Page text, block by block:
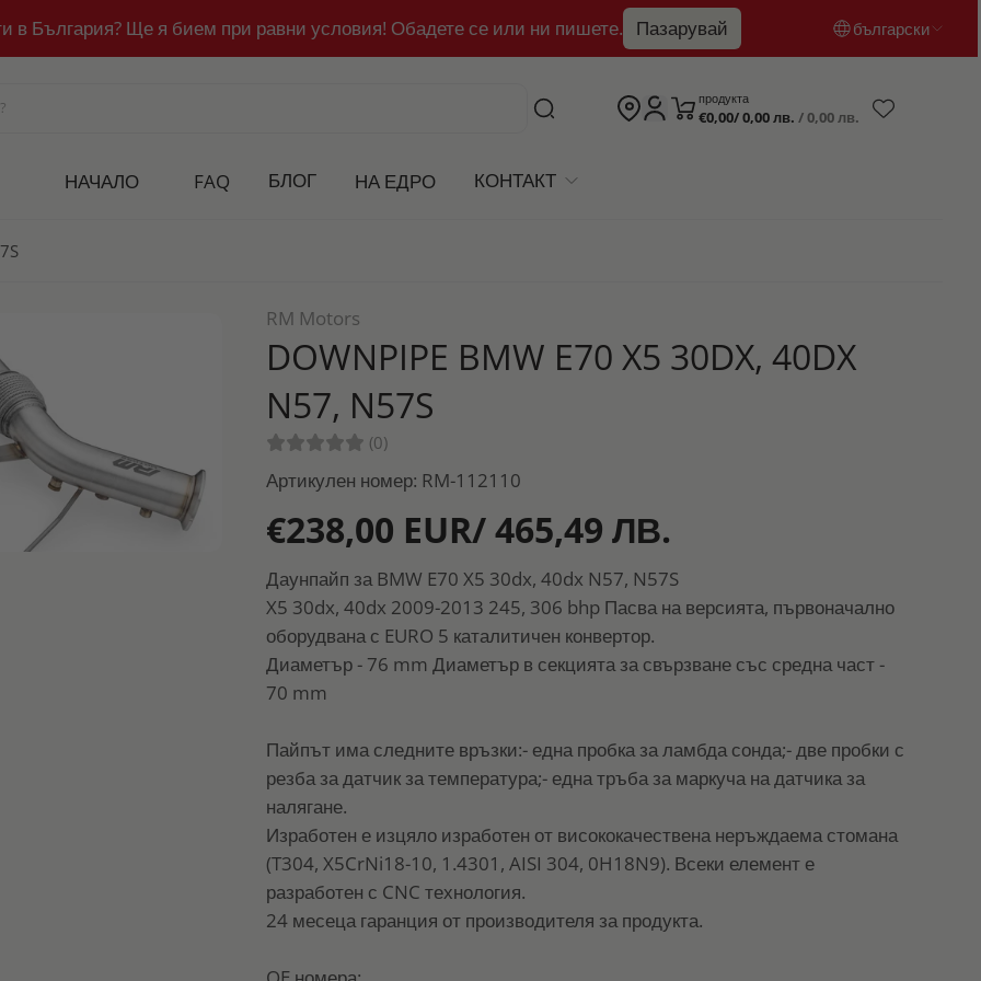
в България? Ще я бием при равни условия! Обадете се или ни пишете. Пазарувай български
English
продукта
€0,00/ 0,00 лв. / 0,00 лв.
НАЧАЛО FAQ БЛОГ НА ЕДРО КОНТАКТ
RM Motors
DOWNPIPE BMW E70 X5 30DX, 40DX
N57, N57S
(0)
Артикулен номер: RM-112110
€238,00 EUR/ 465,49 ЛВ.
Даунпайп за BMW E70 X5 30dx, 40dx N57, N57S
X5 30dx, 40dx 2009-2013 245, 306 bhp Пасва на версията, първоначално
оборудвана с EURO 5 каталитичен конвертор.
Диаметър - 76 mm Диаметър в секцията за свързване със средна част -
70 mm
Пайпът има следните връзки:- една пробка за ламбда сонда;- две пробки с
резба за датчик за температура;- една тръба за маркуча на датчика за
налягане.
Изработен е изцяло изработен от висококачествена неръждаема стомана
(T304, X5CrNi18-10, 1.4301, AISI 304, 0H18N9). Всеки елемент е
разработен с CNC технология.
24 месеца гаранция от производителя за продукта.